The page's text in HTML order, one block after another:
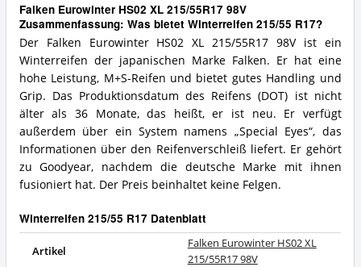
Falken Eurowinter HS02 XL 215/55R17 98V
Zusammenfassung: Was bietet Winterreifen 215/55 R17?
Der Falken Eurowinter HS02 XL 215/55R17 98V ist ein
Winterreifen der japanischen Marke Falken. Er hat eine
hohe Leistung, M+S-Reifen und bietet gutes Handling und
Grip. Das Produktionsdatum des Reifens (DOT) ist nicht
älter als 36 Monate, das heißt, er ist neu. Er verfügt
außerdem über ein System namens „Special Eyes“, das
Informationen über den Reifenverschleiß liefert. Er gehört
zu Goodyear, nachdem die deutsche Marke mit ihnen
fusioniert hat. Der Preis beinhaltet keine Felgen.
Winterreifen 215/55 R17 Datenblatt
Artikel
Falken Eurowinter HS02 XL
215/55R17 98V